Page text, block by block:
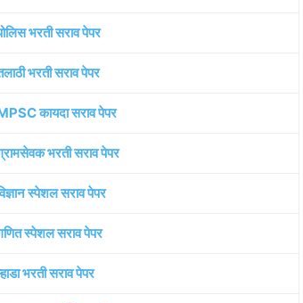
भरती सराव पेपर
भरती सराव पेपर
कायदा सराव पेपर
भरती सराव पेपर
स्पेशल सराव पेपर
स्पेशल सराव पेपर
भरती सराव पेपर